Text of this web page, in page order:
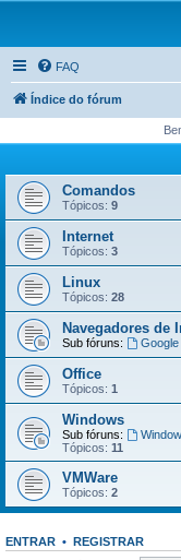
FAQ
Índice do fórum
Comandos
Tópicos: 9
Internet
Tópicos: 3
Linux
Tópicos: 28
Navegadores de
Sub fóruns:
Office
Tópicos: 1
Windows
Sub fóruns:
Tópicos: 11
VMWare
Tópicos: 2
ENTRAR • REGISTRAR